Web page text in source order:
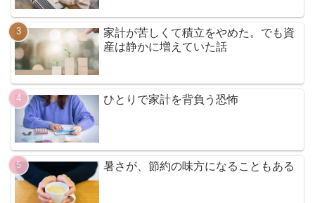
家計が苦しくて積立をやめた。でも資
産は静かに増えていた話
ひとりで家計を背負う恐怖
暑さが、節約の味方になることもある